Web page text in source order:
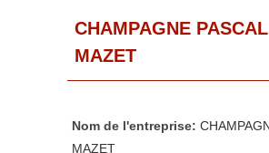
CHAMPAGNE PASCAL
MAZET
Nom de l'entreprise:
MAZET